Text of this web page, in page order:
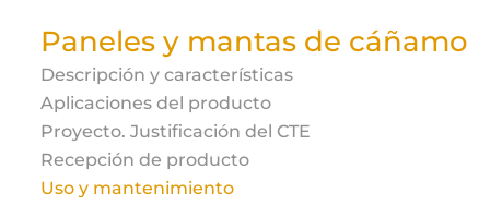
Paneles y mantas de cáñamo
Descripción y características
Aplicaciones del producto
Proyecto. Justificación del CTE
Recepción de producto
Uso y mantenimiento